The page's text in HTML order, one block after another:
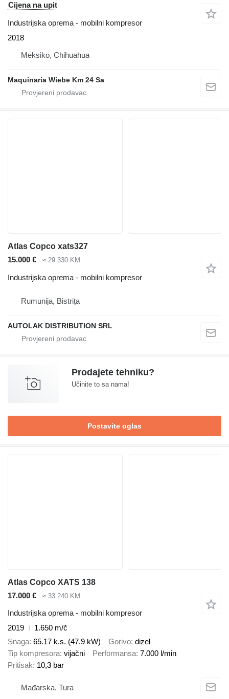
Cijena na upit
Industrijska oprema - mobilni kompresor
2018
Meksiko, Chihuahua
Maquinaria Wiebe Km 24 Sa
Atlas Copco xats327
15.000 €
≈ 29.330 KM
Industrijska oprema - mobilni kompresor
Rumunija, Bistrița
AUTOLAK DISTRIBUTION SRL
Prodajete tehniku?
Učinite to sa nama!
Postavite oglas
Atlas Copco XATS 138
17.000 €
≈ 33.240 KM
Industrijska oprema - mobilni kompresor
2019
1.650 m/č
Snaga 65.17 k.s. (47.9 kW) Gorivo dizel
Tip kompresora vijačni Performansa 7.000 l/min
Pritisak 10,3 bar
Mađarska, Tura